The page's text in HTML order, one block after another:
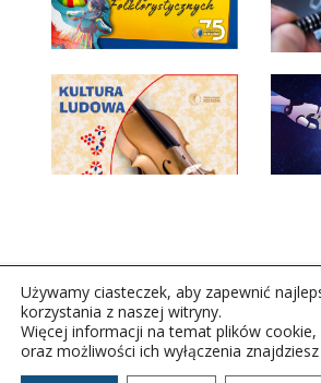
Copyright © 2026Polskie Radio Rzeszów
Używamy ciasteczek, aby zapewnić
korzystania z naszej witryny.
Więcej informacji na temat plików
oraz możliwości ich wyłączenia